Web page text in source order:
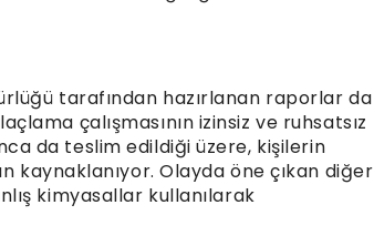
tarafından hazırlanan raporlar da
çalışmasının izinsiz ve ruhsatsız
da teslim edildiği üzere, kişilerin
Olayda öne çıkan diğer
kimyasallar kullanılarak